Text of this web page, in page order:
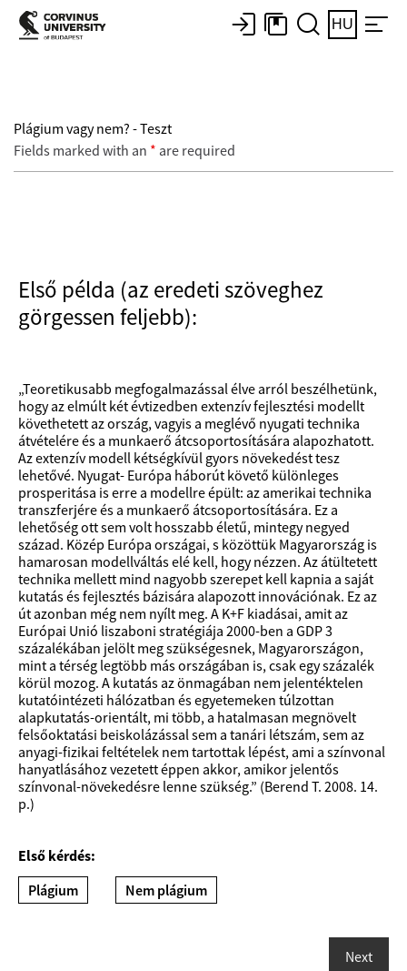
HU
Plágium vagy nem? - Teszt
Fields marked with an * are required
Első példa (az eredeti szöveghez
görgessen feljebb):
„Teoretikusabb megfogalmazással élve arról beszélhetünk,
hogy az elmúlt két évtizedben extenzív fejlesztési modellt
követhetett az ország, vagyis a meglévő nyugati technika
átvételére és a munkaerő átcsoportosítására alapozhatott.
Az extenzív modell kétségkívül gyors növekedést tesz
lehetővé. Nyugat- Európa háborút követő különleges
prosperitása is erre a modellre épült: az amerikai technika
transzferjére és a munkaerő átcsoportosítására. Ez a
lehetőség ott sem volt hosszabb életű, mintegy negyed
század. Közép Európa országai, s közöttük Magyarország is
hamarosan modellváltás elé kell, hogy nézzen. Az átültetett
technika mellett mind nagyobb szerepet kell kapnia a saját
kutatás és fejlesztés bázisára alapozott innovációnak. Ez az
út azonban még nem nyílt meg. A K+F kiadásai, amit az
Európai Unió liszaboni stratégiája 2000-ben a GDP 3
százalékában jelölt meg szükségesnek, Magyarországon,
mint a térség legtöbb más országában is, csak egy százalék
körül mozog. A kutatás az önmagában nem jelentéktelen
kutatóintézeti hálózatban és egyetemeken túlzottan
alapkutatás-orientált, mi több, a hatalmasan megnövelt
felsőoktatási beiskolázással sem a tanári létszám, sem az
anyagi-fizikai feltételek nem tartottak lépést, ami a színvonal
hanyatlásához vezetett éppen akkor, amikor jelentős
színvonal-növekedésre lenne szükség.” (Berend T. 2008. 14.
p.)
Első kérdés:
Plágium
Nem plágium